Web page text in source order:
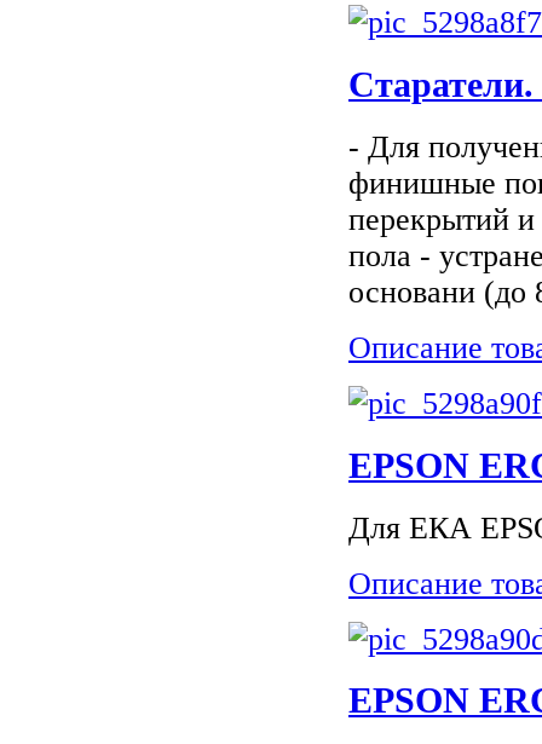
- Для
финишные
перекрытий и
пола -
основани
Описание
EPSON
Для ЕКА
Описание
EPSON